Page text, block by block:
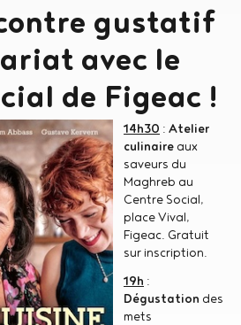
gustatif
avec le
de Figeac !
14h30 : Atelier
culinaire aux
saveurs du
Maghreb au
Centre Social,
place Vival,
Figeac. Gratuit
sur inscription.
19h :
Dégustation des
mets